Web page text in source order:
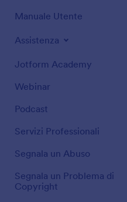
Manuale Utente
Assistenza
Jotform Academy
Webinar
Podcast
Servizi Professionali
Segnala un Abuso
Segnala un Problema di
Copyright